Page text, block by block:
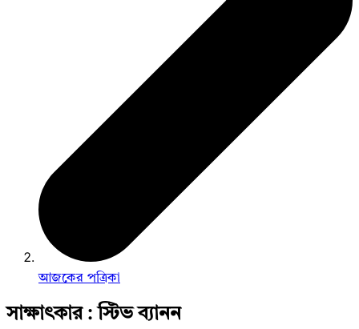
আজকের পত্রিকা
সাক্ষাৎকার : স্টিভ ব্যানন